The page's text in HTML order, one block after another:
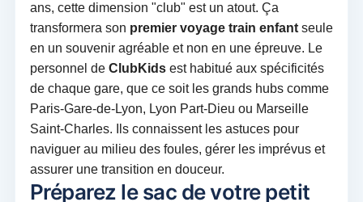
ans, cette dimension "club" est un atout. Ça
transformera son premier voyage train enfantseule
en un souvenir agréable et non en une épreuve. Le
personnel de ClubKidsest habitué aux spécificités
de chaque gare, que ce soit les grands hubs comme
Paris-Gare-de-Lyon, Lyon Part-Dieu ou Marseille
Saint-Charles. Ils connaissent les astuces pour
naviguer au milieu des foules, gérer les imprévus et
assurer une transition en douceur.
Préparez le sac de votre petit